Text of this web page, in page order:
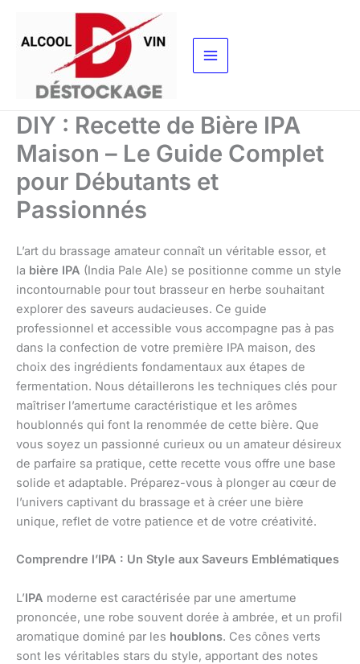
contenu
DIY : Recette de Bière IPA
Maison – Le Guide Complet
pour Débutants et
Passionnés
L’art du brassage amateur connaît un véritable essor, et
la bière IPA (India Pale Ale) se positionne comme un style
incontournable pour tout brasseur en herbe souhaitant
explorer des saveurs audacieuses. Ce guide
professionnel et accessible vous accompagne pas à pas
dans la confection de votre première IPA maison, des
choix des ingrédients fondamentaux aux étapes de
fermentation. Nous détaillerons les techniques clés pour
maîtriser l’amertume caractéristique et les arômes
houblonnés qui font la renommée de cette bière. Que
vous soyez un passionné curieux ou un amateur désireux
de parfaire sa pratique, cette recette vous offre une base
solide et adaptable. Préparez-vous à plonger au cœur de
l’univers captivant du brassage et à créer une bière
unique, reflet de votre patience et de votre créativité.
Comprendre l’IPA : Un Style aux Saveurs Emblématiques
L’IPA moderne est caractérisée par une amertume
prononcée, une robe souvent dorée à ambrée, et un profil
aromatique dominé par les houblons. Ces cônes verts
sont les véritables stars du style, apportant des notes